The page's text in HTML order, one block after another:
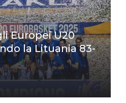
Europei U20
la Lituania 83-